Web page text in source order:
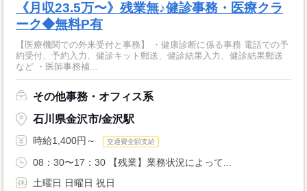
《月収23.5万〜》残業無♪健診事務・医療クラ
ーク◆無料P有
【医療機関での外来受付と事務】 ・健康診断に係る事務 電話での予
約受付、予約入力、健診キット郵送、健診結果入力、健診結果郵送
など ・医師事務補...
その他事務・オフィス系
石川県金沢市/金沢駅
時給1,400円～ 交通費全額支給
08：30〜17：30 【残業】業務状況によって...
土曜日 日曜日 祝日